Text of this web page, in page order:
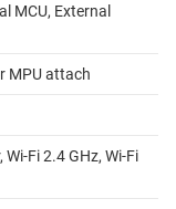
MCU, External
MPU attach
Wi-Fi 2.4 GHz, Wi-Fi